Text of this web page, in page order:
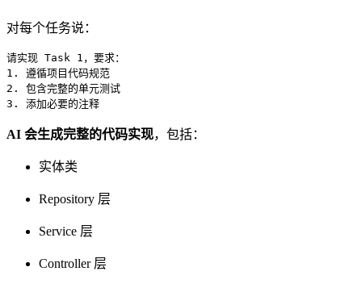
对每个任务说：
请实现 Task 1，要求：
1. 遵循项目代码规范
2. 包含完整的单元测试
3. 添加必要的注释
AI 会生成完整的代码实现，包括：
实体类
Repository 层
Service 层
Controller 层